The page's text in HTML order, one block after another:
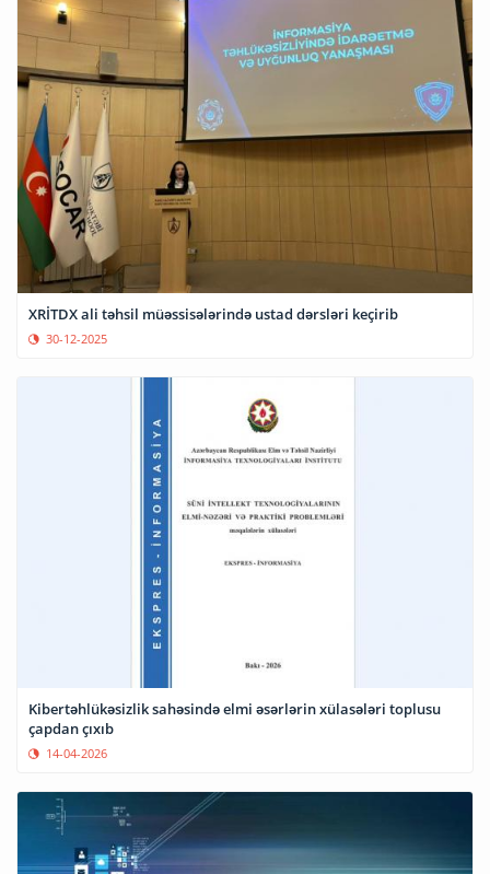
XRİTDX ali təhsil müəssisələrində ustad dərsləri keçirib
30-12-2025
Kibertəhlükəsizlik sahəsində elmi əsərlərin xülasələri toplusu
çapdan çıxıb
14-04-2026